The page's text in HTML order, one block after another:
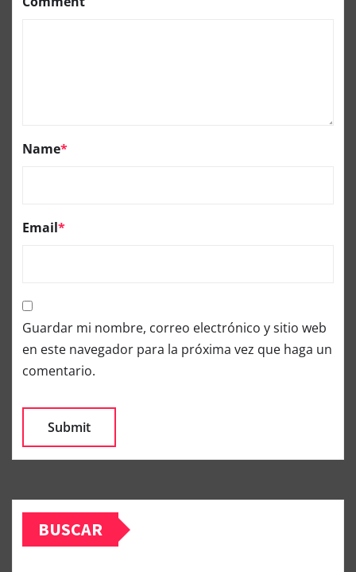
Name*
Email*
Guardar mi nombre, correo electrónico y sitio web
en este navegador para la próxima vez que haga un
comentario.
BUSCAR